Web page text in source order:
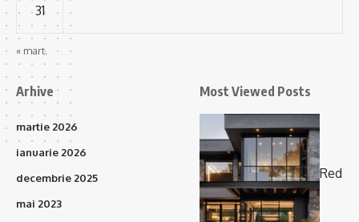
31
« mart.
Arhive
martie 2026
ianuarie 2026
decembrie 2025
mai 2023
Most Viewed Posts
Red